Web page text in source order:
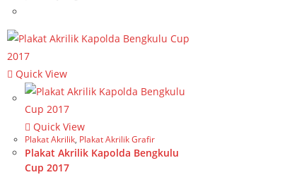
Quick View
Quick View
Plakat Akrilik, Plakat Akrilik Grafir
Plakat Akrilik Kapolda Bengkulu
Cup 2017